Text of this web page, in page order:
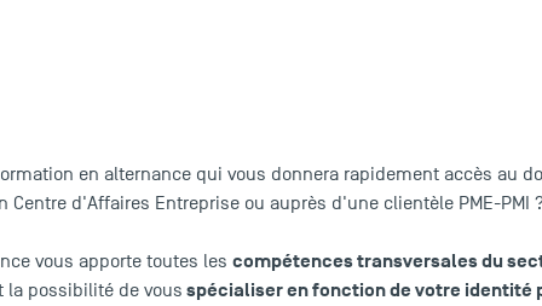
en alternance qui vous donnera rapidement accès au
d'Affaires Entreprise ou auprès d'une clientèle PME-PMI
vous apporte toutes lescompétences transversales du
la possibilité de vous spécialiser en fonction de votre identité